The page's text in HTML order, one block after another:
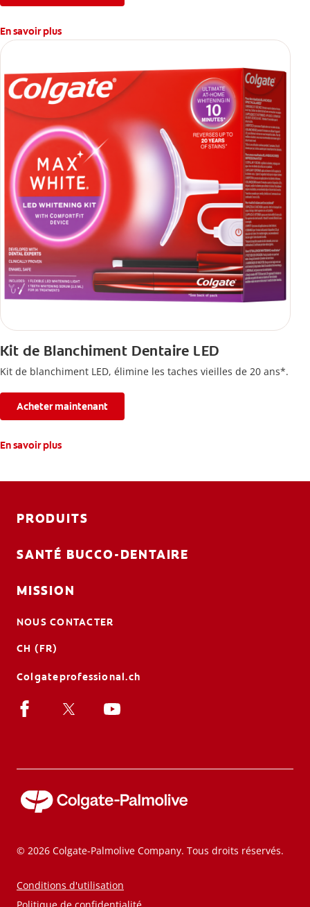
En savoir plus
Kit de Blanchiment Dentaire LED
Kit de blanchiment LED, élimine les taches vieilles de 20 ans*.
Acheter maintenant
En savoir plus
PRODUITS
SANTÉ BUCCO-DENTAIRE
MISSION
NOUS CONTACTER
CH (FR)
Colgateprofessional.ch
© 2026 Colgate-Palmolive Company. Tous droits réservés.
Conditions d'utilisation